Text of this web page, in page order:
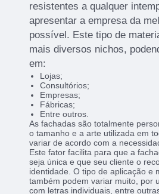
resistentes a qualquer
apresentar a empresa da
possível. Este tipo de
mais diversos nichos,
em:
Lojas;
Consultórios;
Empresas;
Fábricas;
Entre outros.
As fachadas são totalmente
o tamanho e a arte utilizada em
variar de acordo com a
Este fator facilita para que a
seja única e que seu cliente o
identidade. O tipo de aplicação e
também podem variar muito, por
com letras individuais, entre